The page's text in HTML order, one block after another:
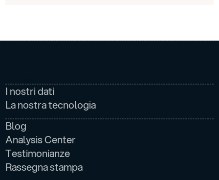
I nostri dati
La nostra tecnologia
Blog
Analysis Center
Testimonianze
Rassegna stampa